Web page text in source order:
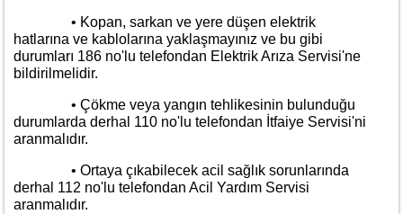
• Kopan, sarkan ve yere düşen elektrik
hatlarına ve kablolarına yaklaşmayınız ve bu gibi
durumları 186 no'lu telefondan Elektrik Arıza Servisi'ne
bildirilmelidir.
• Çökme veya yangın tehlikesinin bulunduğu
durumlarda derhal 110 no'lu telefondan İtfaiye Servisi'ni
aranmalıdır.
• Ortaya çıkabilecek acil sağlık sorunlarında
derhal 112 no'lu telefondan Acil Yardım Servisi
aranmalıdır.